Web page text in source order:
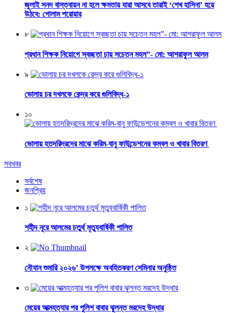
জুলাই সনদ বাস্তবায়ন না হলে ক্ষমতায় যারা আসবে তারাই ‘শেখ হাসিনা’ হয়ে
উঠবে: গোলাম পরোয়ার
৮
প্রধান শিক্ষক নিয়োগে স্বচ্ছতা চায় সচেতন মহল”- মো: আশরাফুল আলম
৯
ভোলায় চর দখলকে কেন্দ্র করে গুলিবিদ্ধ-১
১০
ভোলায় হতদরিদ্রদের মাঝে করিম-বানু ফাউন্ডেশনের কম্বল ও খাবার বিতরণ
সবখবর
সর্বশেষ
জনপ্রিয়
১
শহীদ নূরে আলমের চতুর্থ মৃত্যুবার্ষিকী পালিত
২
নৌযান শুমারি ২০২৬’ উপলক্ষে অবহিতকরণ সেমিনার অনুষ্ঠিত
৩
মেয়ের আত্মহত্যার পর পুলিশ বাবার ঝুলন্ত মরদেহ উদ্ধার